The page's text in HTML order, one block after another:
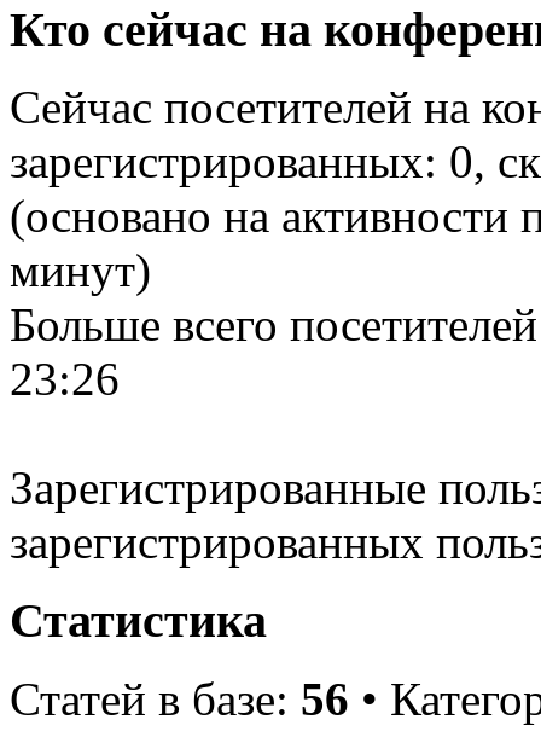
Кто сейчас на
Сейчас посетителей на
зарегистрированных: 0,
(основано на активности
минут)
Больше всего
23:26
Зарегистрированные
зарегистрированных
Статистика
Статей в базе: 56 •